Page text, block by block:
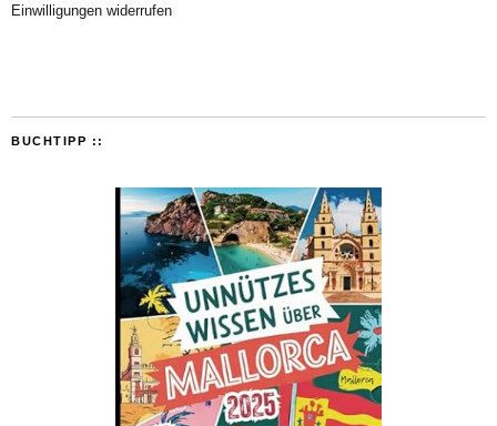
Einwilligungen widerrufen
BUCHTIPP ::